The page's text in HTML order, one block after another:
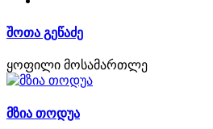
შოთა გეწაძე
ყოფილი მოსამართლე
მზია თოდუა